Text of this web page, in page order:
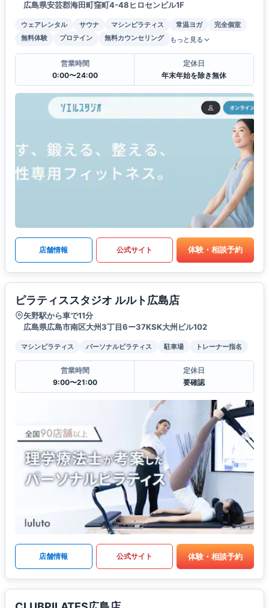
広島県安芸郡海田町窪町4-48ヒロセンビル1F
ウェアレンタル サウナ マシンピラティス 常温ヨガ
完全個室
無料体験
プロテイン 無料カウンセリング もっと見る
営業時間
0:00〜24:00
定休日
年末年始を除き無休
店舗情報 公式サイト 体験・相談予約
ピラティススタジオ ルルト広島店
矢野駅から車で11分
広島県広島市南区大州3丁目6ー37KSK大州ビル102
マシンピラティス パーソナルピラティス 駐車場 トレーナー指名
営業時間
9:00〜21:00
定休日
要確認
店舗情報 公式サイト 体験・相談予約